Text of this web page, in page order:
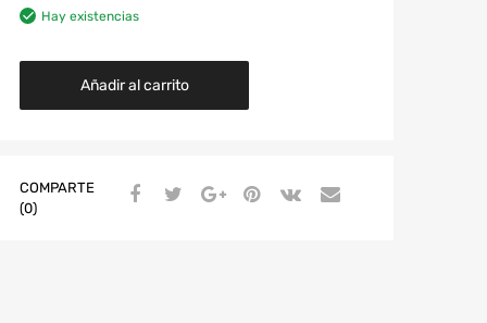
Hay existencias
Añadir al carrito
COMPARTE
(0)